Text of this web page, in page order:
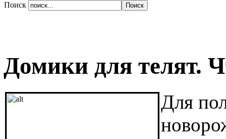
Поиск
Домики для телят.
Для